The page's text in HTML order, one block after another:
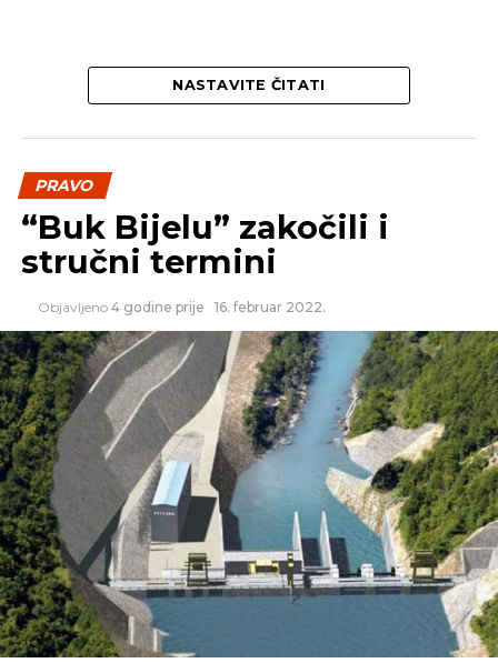
NASTAVITE ČITATI
PRAVO
“Buk Bijelu” zakočili i
stručni termini
Objavljeno 4 godine prije 16. februar 2022.